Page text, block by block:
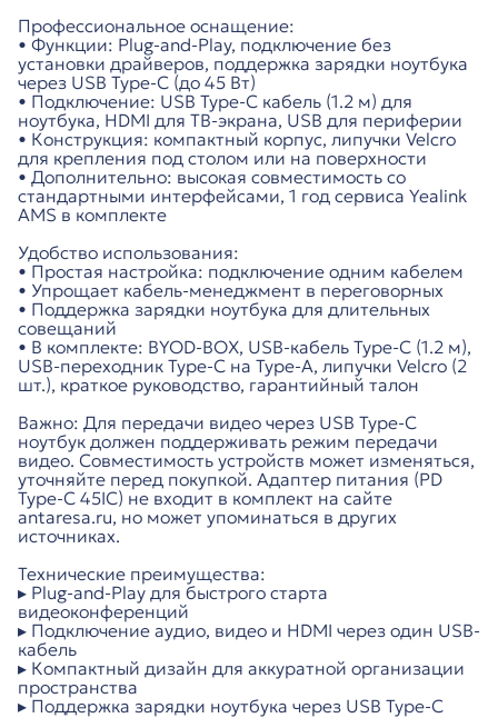
Профессиональное оснащение:
• Функции: Plug-and-Play, подключение без
установки драйверов, поддержка зарядки ноутбука
через USB Type-C (до 45 Вт)
• Подключение: USB Type-C кабель (1.2 м) для
ноутбука, HDMI для ТВ-экрана, USB для периферии
• Конструкция: компактный корпус, липучки Velcro
для крепления под столом или на поверхности
• Дополнительно: высокая совместимость со
стандартными интерфейсами, 1 год сервиса Yealink
AMS в комплекте
Удобство использования:
• Простая настройка: подключение одним кабелем
• Упрощает кабель-менеджмент в переговорных
• Поддержка зарядки ноутбука для длительных
совещаний
• В комплекте: BYOD-BOX, USB-кабель Type-C (1.2 м),
USB-переходник Type-C на Type-A, липучки Velcro (2
шт.), краткое руководство, гарантийный талон
Важно: Для передачи видео через USB Type-C
ноутбук должен поддерживать режим передачи
видео. Совместимость устройств может изменяться,
уточняйте перед покупкой. Адаптер питания (PD
Type-C 45IC) не входит в комплект на сайте
antaresa.ru, но может упоминаться в других
источниках.
Технические преимущества:
▸ Plug-and-Play для быстрого старта
видеоконференций
▸ Подключение аудио, видео и HDMI через один USB-
кабель
▸ Компактный дизайн для аккуратной организации
пространства
▸ Поддержка зарядки ноутбука через USB Type-C